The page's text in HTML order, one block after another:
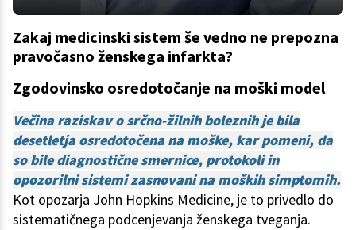
Zakaj medicinski sistem še vedno ne prepozna
pravočasno ženskega infarkta?
Zgodovinsko osredotočanje na moški model
Večina raziskav o srčno-žilnih boleznih je bila
desetletja osredotočena na moške, kar pomeni, da
so bile diagnostične smernice, protokoli in
opozorilni sistemi zasnovani na moških simptomih.
Kot opozarja John Hopkins Medicine, je to privedlo do
sistematičnega podcenjevanja ženskega tveganja.